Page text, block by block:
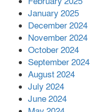
আহত ৪০
January 2025
December 2024
November 2024
October 2024
September 2024
August 2024
July 2024
June 2024